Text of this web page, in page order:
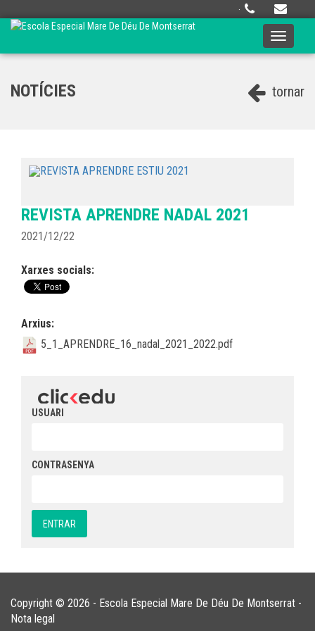
·
Toggle
tornar
NOTÍCIES
REVISTA APRENDRE NADAL 2021
2021/12/22
Xarxes socials:
Arxius:
5_1_APRENDRE_16_nadal_2021_2022.pdf
USUARI
CONTRASENYA
Copyright © 2026 - Escola Especial Mare De Déu De Montserrat -
Nota legal